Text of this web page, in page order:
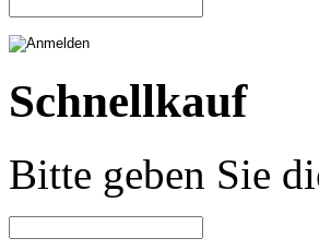
Schnellkauf
Bitte geben Sie